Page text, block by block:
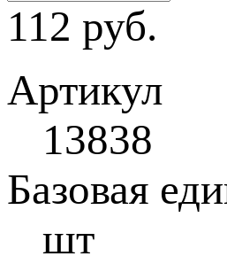
112 руб.
Артикул
13838
Базовая
шт